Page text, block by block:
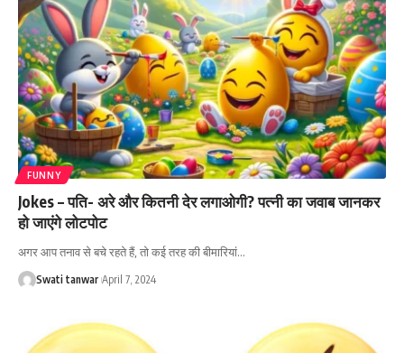
FUNNY
Jokes – पति- अरे और कितनी देर लगाओगी? पत्नी का जवाब जानकर
हो जाएंगे लोटपोट
अगर आप तनाव से बचे रहते हैं, तो कई तरह की बीमारियां…
Swati tanwar April 7, 2024